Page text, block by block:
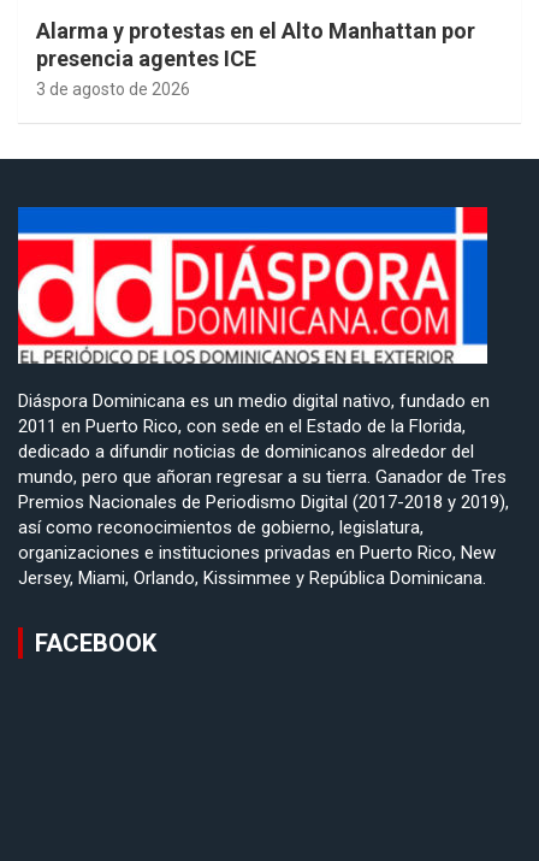
Alarma y protestas en el Alto Manhattan por
presencia agentes ICE
3 de agosto de 2026
Diáspora Dominicana es un medio digital nativo, fundado en
2011 en Puerto Rico, con sede en el Estado de la Florida,
dedicado a difundir noticias de dominicanos alrededor del
mundo, pero que añoran regresar a su tierra. Ganador de Tres
Premios Nacionales de Periodismo Digital (2017-2018 y 2019),
así como reconocimientos de gobierno, legislatura,
organizaciones e instituciones privadas en Puerto Rico, New
Jersey, Miami, Orlando, Kissimmee y República Dominicana.
FACEBOOK